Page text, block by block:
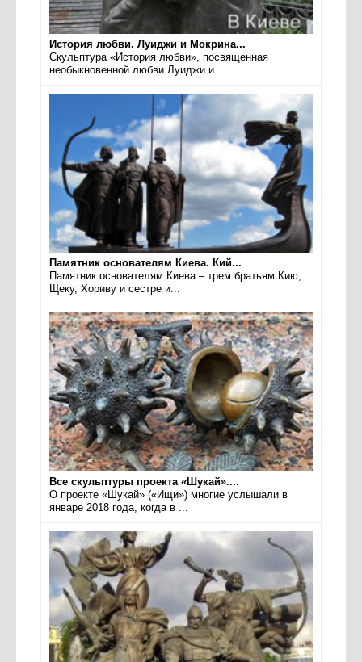
История любви. Луиджи и Мокрина...
Скульптура «История любви», посвященная
необыкновенной любви Луиджи и ...
Памятник основателям Киева. Кий...
Памятник основателям Киева – трем братьям Кию,
Щеку, Хориву и сестре и...
Все скульптуры проекта «Шукай»....
О проекте «Шукай» («Ищи») многие услышали в
январе 2018 года, когда в ...